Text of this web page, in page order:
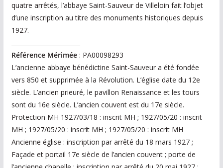
quatre arrêtés, l’abbaye Saint-Sauveur de Villeloin fait l’objet
d’une inscription au titre des monuments historiques depuis
1927.
Référence Mérimée: PA00098293
L’ancienne abbaye bénédictine Saint-Sauveur a été fondée
vers 850 et supprimée à la Révolution. L’église date du 12e
siècle. L’ancien prieuré, le pavillon Renaissance et les tours
sont du 16e siècle. L’ancien couvent est du 17e siècle.
Protection MH 1927/03/18 : inscrit MH ; 1927/05/20 : inscrit
MH ; 1927/05/20 : inscrit MH ; 1927/05/20 : inscrit MH
Ancienne église : inscription par arrêté du 18 mars 1927 ;
Façade et portail 17e siècle de l’ancien couvent ; porte de